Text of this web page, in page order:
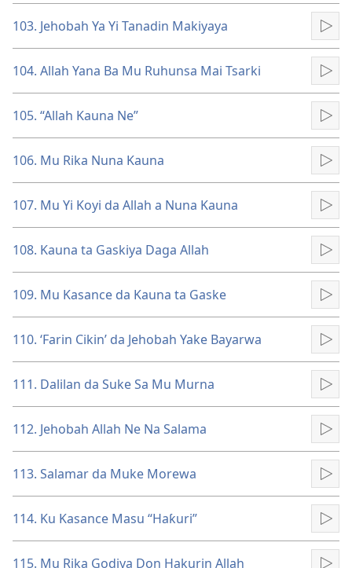
103. Jehobah Ya Yi Tanadin Makiyaya
104. Allah Yana Ba Mu Ruhunsa Mai Tsarki
105. “Allah Kauna Ne”
106. Mu Rika Nuna Kauna
107. Mu Yi Koyi da Allah a Nuna Kauna
108. Kauna ta Gaskiya Daga Allah
109. Mu Kasance da Kauna ta Gaske
110. ‘Farin Cikin’ da Jehobah Yake Bayarwa
111. Dalilan da Suke Sa Mu Murna
112. Jehobah Allah Ne Na Salama
113. Salamar da Muke Morewa
114. Ku Kasance Masu “Haƙuri”
115. Mu Rika Godiya Don Hakurin Allah